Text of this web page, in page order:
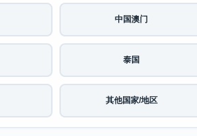
中国澳门
泰国
其他国家/地区